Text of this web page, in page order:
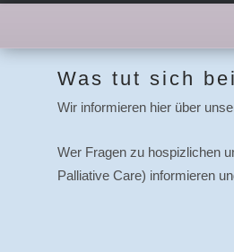
Was tut sich
Wir informieren hier über
Wer Fragen zu hospizlichen
Palliative Care) informieren